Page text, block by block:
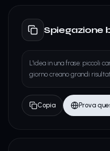
Spiegazione
L'idea in una frase: piccoli
giorno creano grandi
Copia Prova